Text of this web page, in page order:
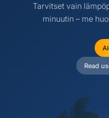
Tarvitset vain
minuutin – me
Read